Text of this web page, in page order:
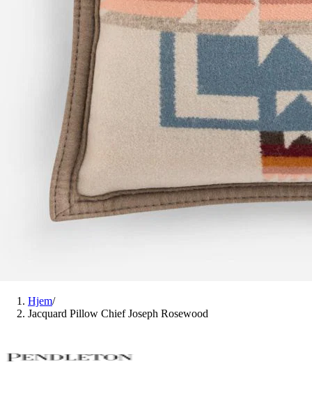
Hjem/
Jacquard Pillow Chief Joseph Rosewood